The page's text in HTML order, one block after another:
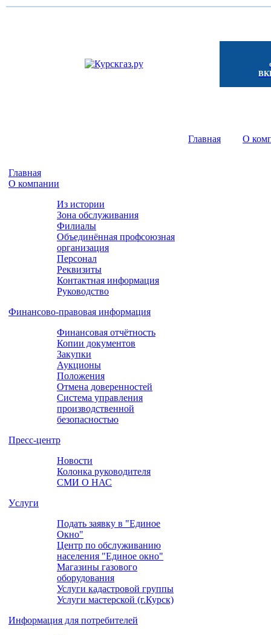
Главная О
Главная
О компании
Из истории
Зона обслуживания
Филиалы
Объединённая профсоюзная
организация
Персонал
Реквизиты
Контактная информация
Руководство
Финансово-правовая информация
Финансовая отчётность
Копии документов
Закупки
Аукционы
Положения
Отмена доверенностей
Система управления
производственной
безопасностью
Пресс-центр
Новости
Колонка руководителя
СМИ О НАС
Уcлуги
Подать заявку в "Единое
Окно"
Центр по обслуживанию
населения "Единое окно"
Магазины газового
оборудования
Услуги кадастровой группы
Услуги мастерской (г.Курск)
Информация для потребителей